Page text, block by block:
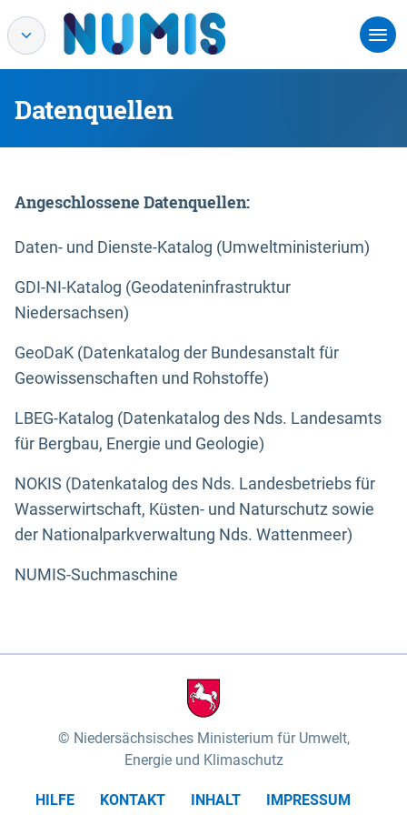
Datenquellen
Angeschlossene Datenquellen:
Daten- und Dienste-Katalog (Umweltministerium)
GDI-NI-Katalog (Geodateninfrastruktur
Niedersachsen)
GeoDaK (Datenkatalog der Bundesanstalt für
Geowissenschaften und Rohstoffe)
LBEG-Katalog (Datenkatalog des Nds. Landesamts
für Bergbau, Energie und Geologie)
NOKIS (Datenkatalog des Nds. Landesbetriebs für
Wasserwirtschaft, Küsten- und Naturschutz sowie
der Nationalparkverwaltung Nds. Wattenmeer)
NUMIS-Suchmaschine
Niedersächsisches Ministerium für Umwelt,
Energie und Klimaschutz
HILFE KONTAKT INHALT
IMPRESSUM